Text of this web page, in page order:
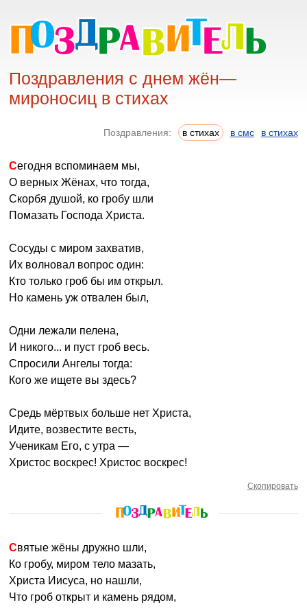
Поздравления с днем жён—
мироносиц в стихах
Поздравления: в стихах в смс в стихах
Сегодня вспоминаем мы,
О верных Жёнах, что тогда,
Скорбя душой, ко гробу шли
Помазать Господа Христа.
Сосуды с миром захватив,
Их волновал вопрос один:
Кто только гроб бы им открыл.
Но камень уж отвален был,
Одни лежали пелена,
И никого... и пуст гроб весь.
Спросили Ангелы тогда:
Кого же ищете вы здесь?
Средь мёртвых больше нет Христа,
Идите, возвестите весть,
Ученикам Его, с утра —
Христос воскрес! Христос воскрес!
Скопировать
Святые жёны дружно шли,
Ко гробу, миром тело мазать,
Христа Иисуса, но нашли,
Что гроб открыт и камень рядом,